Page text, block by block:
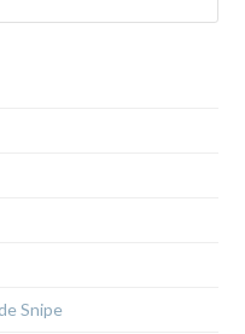
Snipe